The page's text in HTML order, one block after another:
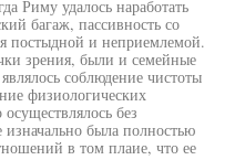
Риму удалось наработать
багаж, пассивность со
постыдной и неприемлемой.
зрения, были и семейные
соблюдение чистоты
физиологических
без
была полностью
в том плаие, что ее